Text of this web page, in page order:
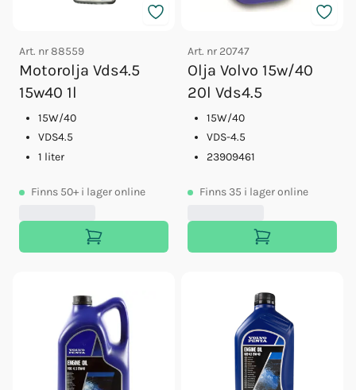
Art. nr88559
Motorolja Vds4.5
15w40 1l
15W/40
VDS4.5
1 liter
Finns 50+ i lager online
Art. nr 20747
Olja Volvo 15w/40
20l Vds4.5
15W/40
VDS-4.5
23909461
Finns 35 i lager online